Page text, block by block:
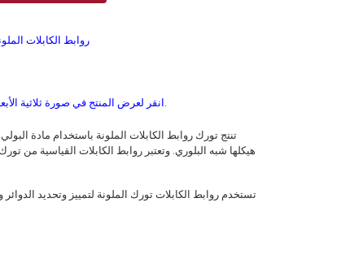
روابط الكابلات
انقر لعرض المنتج في صورة ثلاثية الأبعاد.
هيكلها شبه البلوري. وتعتبر روابط الكابلات القياسية من
تستخدم روابط الكابلات تورك الملونة لتمييز وتحديد